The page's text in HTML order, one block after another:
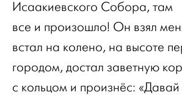
Исаакиевского Собора, там
все и произошло! Он взял
встал на колено, на высоте
городом, достал заветную
с кольцом и произнёс: